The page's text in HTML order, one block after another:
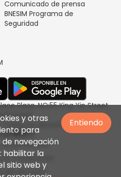
Comunicado de prensa
BNESIM Programa de
Seguridad
Plaza, NO:55 King Yip Street,
KONG
Todos los derechos reservados.
de privacidad
& Condiciones
de uso justo
y otras
para
navegación
habilitar la
sitio web y
Entiendo